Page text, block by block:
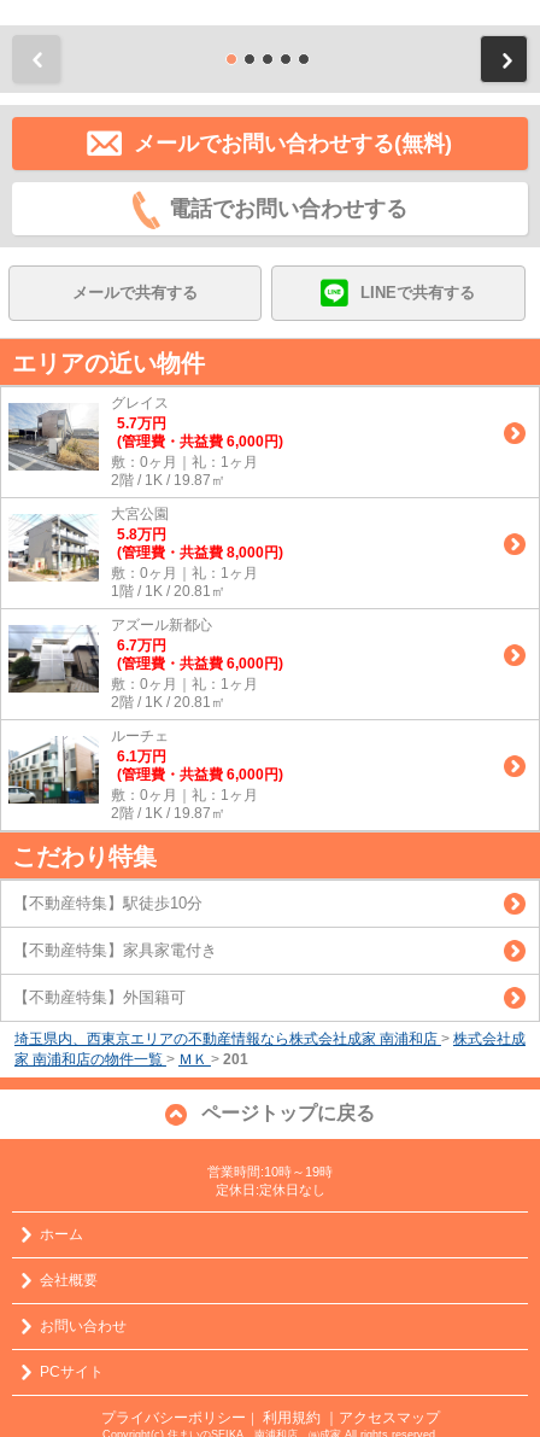
メールでお問い合わせする(無料)
電話でお問い合わせする
メールで共有する LINEで共有する
エリアの近い物件
グレイス
5.7万円
(管理費・共益費 6,000円)
敷：0ヶ月｜礼：1ヶ月
2階 / 1K / 19.87㎡
大宮公園
5.8万円
(管理費・共益費 8,000円)
敷：0ヶ月｜礼：1ヶ月
1階 / 1K / 20.81㎡
アズール新都心
6.7万円
(管理費・共益費 6,000円)
敷：0ヶ月｜礼：1ヶ月
2階 / 1K / 20.81㎡
ルーチェ
6.1万円
(管理費・共益費 6,000円)
敷：0ヶ月｜礼：1ヶ月
2階 / 1K / 19.87㎡
こだわり特集
【不動産特集】駅徒歩10分
【不動産特集】家具家電付き
【不動産特集】外国籍可
埼玉県内、西東京エリアの不動産情報なら株式会社成家 南浦和店 > 株式会社成
家 南浦和店の物件一覧 > ＭＫ > 201
ページトップに戻る
営業時間:10時～19時
定休日:定休日なし
ホーム
会社概要
お問い合わせ
PCサイト
プライバシーポリシー ｜ 利用規約 ｜アクセスマップ
Copyright(c) 住まいのSEIKA 南浦和店 ㈱成家 All rights reserved.